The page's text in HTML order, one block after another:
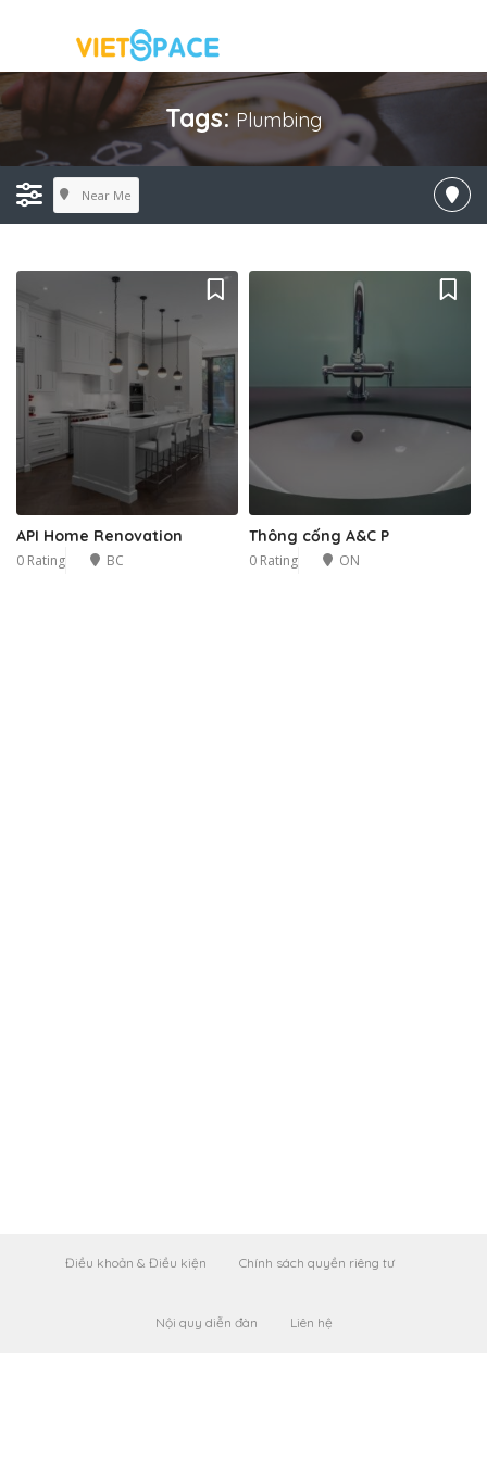
Tags:Plumbing
Near Me
API Home Renovation
0 Rating BC
Thông cống A&C P
0 Rating ON
Điều khoản & Điều kiện Chính sách quyền riêng tư
Nội quy diễn đàn Liên hệ